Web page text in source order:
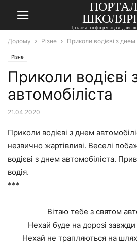
ПОРТАЛ
Цікава інформація для
Додому Різне Приколи водієві з днем
Різне
Приколи водієві
автомобіліста
21.04.2020
Приколи водієві з днем
незвично жартівливі. Веселі
водієві з днем автомобіліста.
водія.
***
Вітаю тебе з святом
Нехай буде на дорозі
Нехай не трапляються на